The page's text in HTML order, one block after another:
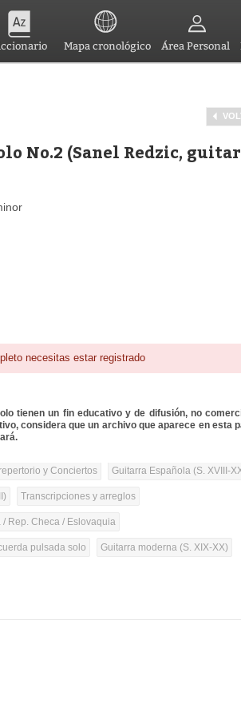
Mapa cronológico Área Personal
No.2 (Sanel Redzic,
necesitas estar registrado
tienen un fin educativo y de difusión, no
considera que un archivo que aparece en esta
y Conciertos Guitarra Española (S. XVIII-
Transcripciones y arreglos
/ Rep. Checa / Eslovaquia
pulsada solo Guitarra moderna (S. XIX-XX)